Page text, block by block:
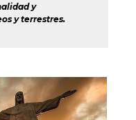
y
y terrestres.